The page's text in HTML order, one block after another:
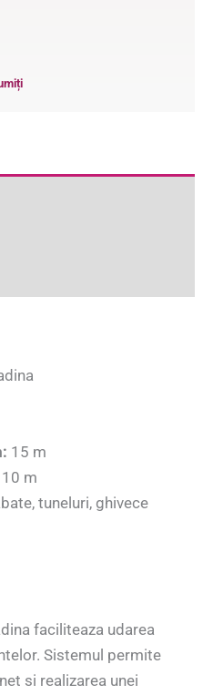
15 m
10 m
tuneluri, ghivece
faciliteaza udarea
Sistemul permite
si realizarea unei